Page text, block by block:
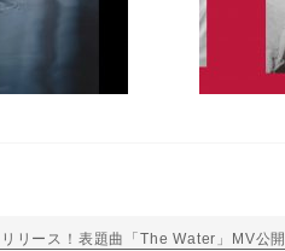
リース！表題曲「The Water」MV公開